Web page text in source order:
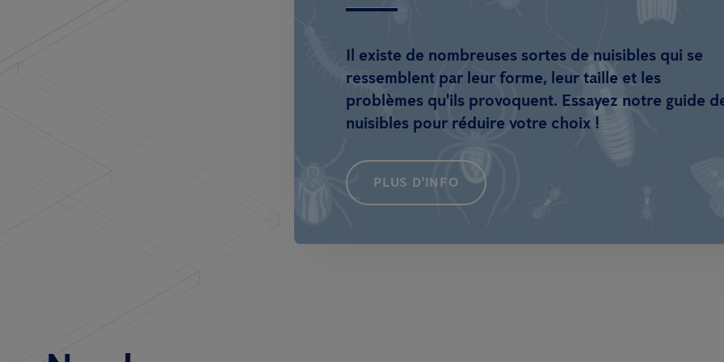
Il existe de nombreuses sortes de nuisibles qui se
ressemblent par leur forme, leur taille et les
problèmes qu'ils provoquent. Essayez notre guide
nuisibles pour réduire votre choix !
PLUS D'INFO